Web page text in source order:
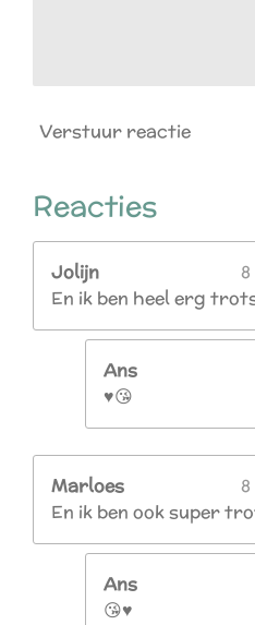
Verstuur reactie
Reacties
Jolijn
En ik ben heel erg
Ans
♥️😘
Marloes
En ik ben ook super
Ans
😘♥️